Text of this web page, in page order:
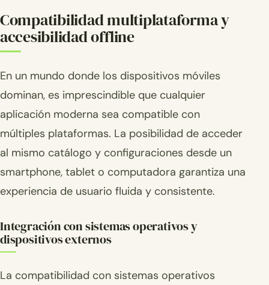
Compatibilidad multiplataforma y
accesibilidad offline
En un mundo donde los dispositivos móviles
dominan, es imprescindible que cualquier
aplicación moderna sea compatible con
múltiples plataformas. La posibilidad de acceder
al mismo catálogo y configuraciones desde un
smartphone, tablet o computadora garantiza una
experiencia de usuario fluida y consistente.
Integración con sistemas operativos y
dispositivos externos
La compatibilidad con sistemas operativos